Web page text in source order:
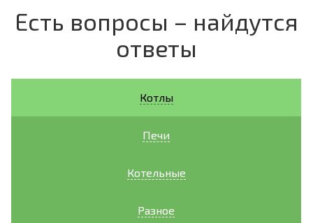
Есть вопросы – найдутся
ответы
Котлы
Печи
Котельные
Разное